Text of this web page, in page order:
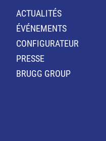
ACTUALITÉS
ÉVÉNEMENTS
CONFIGURATEUR
PRESSE
BRUGG GROUP